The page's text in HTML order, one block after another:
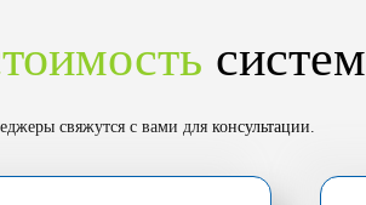
систем
свяжутся с вами для консультации.